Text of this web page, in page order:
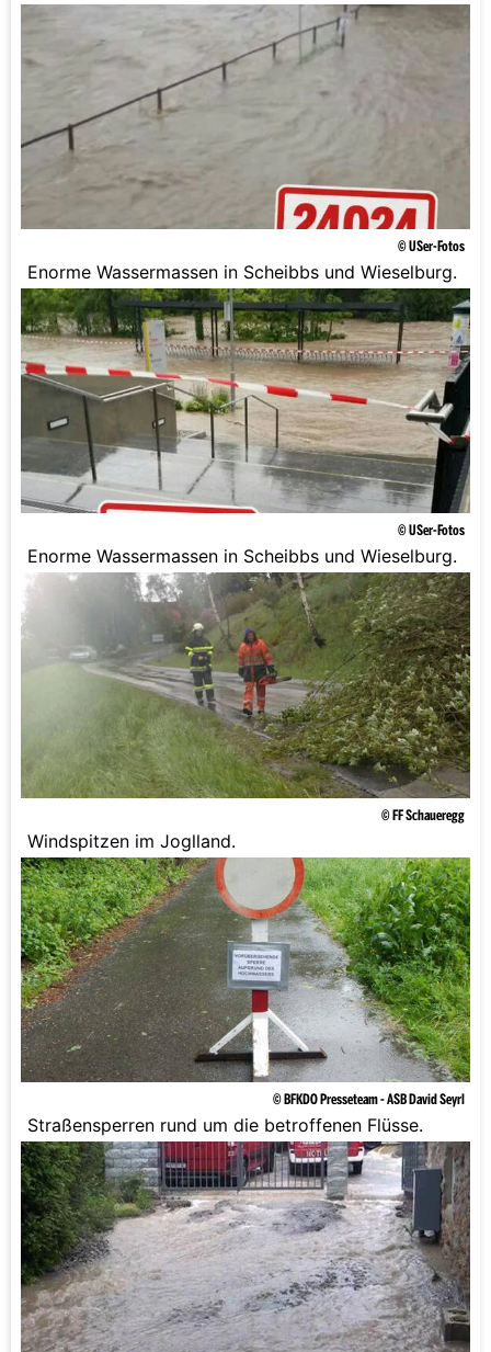
© USer-Fotos
Enorme Wassermassen in Scheibbs und Wieselburg.
© USer-Fotos
Enorme Wassermassen in Scheibbs und Wieselburg.
© FF Schaueregg
Windspitzen im Joglland.
© BFKDO Presseteam - ASB David Seyrl
Straßensperren rund um die betroffenen Flüsse.